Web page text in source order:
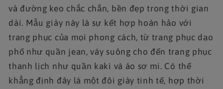
và đường keo chắc chắn, bền đẹp trong thời gian
dài. Mẫu giày này là sự kết hợp hoàn hảo với
trang phục của mọi phong cách, từ trang phục dạo
phố như quần jean, váy suông cho đến trang phục
thanh lịch như quần kaki và áo sơ mi. Có thể
khẳng định đây là một đôi giày tinh tế, hợp thời